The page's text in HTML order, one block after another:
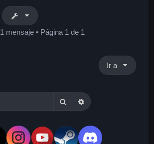
1 mensaje • Página 1 de 1
Ir a
BuscarBúsqueda avanzada